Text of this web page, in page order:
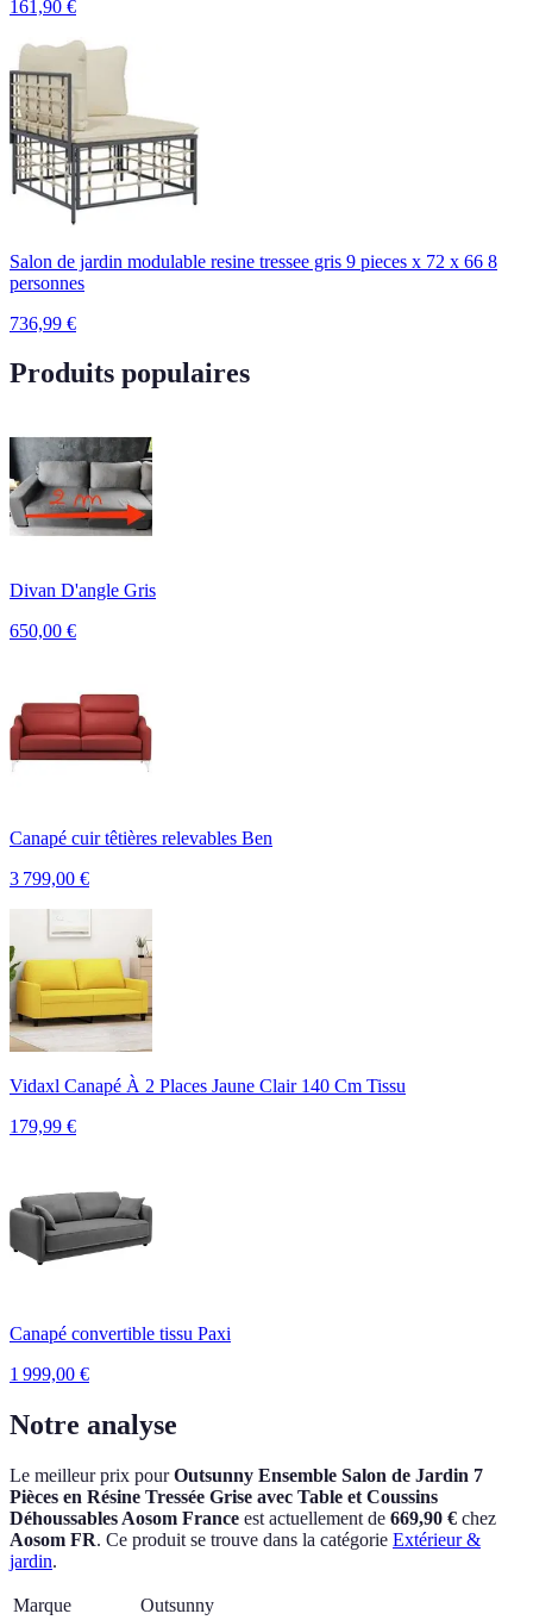
161,90 €
Salon de jardin modulable resine tressee gris 9 pieces x 72 x 66 8
personnes
736,99 €
Produits populaires
Divan D'angle Gris
650,00 €
Canapé cuir têtières relevables Ben
3 799,00 €
Vidaxl Canapé À 2 Places Jaune Clair 140 Cm Tissu
179,99 €
Canapé convertible tissu Paxi
1 999,00 €
Notre analyse
Le meilleur prix pourOutsunny Ensemble Salon de Jardin 7
Pièces en Résine Tressée Grise avec Table et Coussins
Déhoussables Aosom France est actuellement de 669,90 € chez
Aosom FR. Ce produit se trouve dans la catégorie Extérieur &
jardin.
Marque
Outsunny